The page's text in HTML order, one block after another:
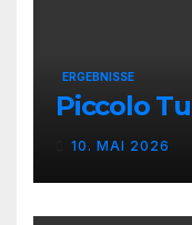
ERGEBNISSE
Piccolo
10. MAI 2026